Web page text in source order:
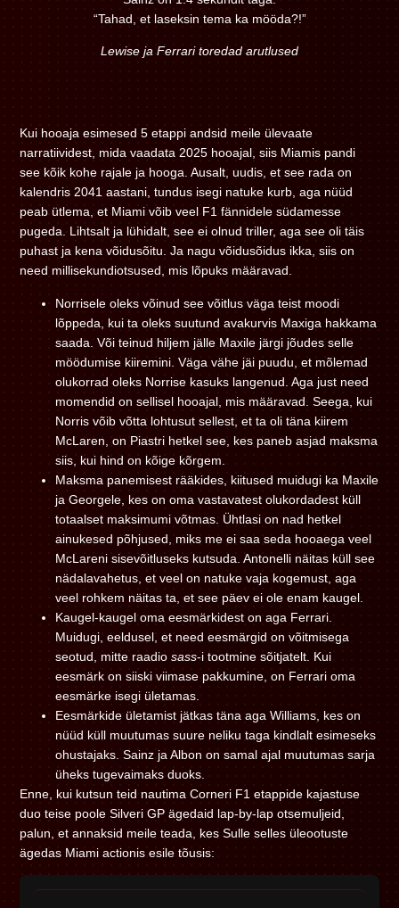
“Tahad, et laseksin tema ka mööda?!”
Lewise ja Ferrari toredad arutlused
Kui hooaja esimesed 5 etappi andsid meile ülevaate
narratiividest, mida vaadata 2025 hooajal, siis Miamis pandi
see kõik kohe rajale ja hooga. Ausalt, uudis, et see rada on
kalendris 2041 aastani, tundus isegi natuke kurb, aga nüüd
peab ütlema, et Miami võib veel F1 fännidele südamesse
pugeda. Lihtsalt ja lühidalt, see ei olnud triller, aga see oli täis
puhast ja kena võidusõitu. Ja nagu võidusõidus ikka, siis on
need millisekundiotsused, mis lõpuks määravad.
Norrisele oleks võinud see võitlus väga teist moodi
lõppeda, kui ta oleks suutund avakurvis Maxiga hakkama
saada. Või teinud hiljem jälle Maxile järgi jõudes selle
möödumise kiiremini. Väga vähe jäi puudu, et mõlemad
olukorrad oleks Norrise kasuks langenud. Aga just need
momendid on sellisel hooajal, mis määravad. Seega, kui
Norris võib võtta lohtusut sellest, et ta oli täna kiirem
McLaren, on Piastri hetkel see, kes paneb asjad maksma
siis, kui hind on kõige kõrgem.
Maksma panemisest rääkides, kiitused muidugi ka Maxile
ja Georgele, kes on oma vastavatest olukordadest küll
totaalset maksimumi võtmas. Ühtlasi on nad hetkel
ainukesed põhjused, miks me ei saa seda hooaega veel
McLareni sisevõitluseks kutsuda. Antonelli näitas küll see
nädalavahetus, et veel on natuke vaja kogemust, aga
veel rohkem näitas ta, et see päev ei ole enam kaugel.
Kaugel-kaugel oma eesmärkidest on aga Ferrari.
Muidugi, eeldusel, et need eesmärgid on võitmisega
seotud, mitte raadiosass-i tootmine sõitjatelt. Kui
eesmärk on siiski viimase pakkumine, on Ferrari oma
eesmärke isegi ületamas.
Eesmärkide ületamist jätkas täna aga Williams, kes on
nüüd küll muutumas suure neliku taga kindlalt esimeseks
ohustajaks. Sainz ja Albon on samal ajal muutumas sarja
üheks tugevaimaks duoks.
Enne, kui kutsun teid nautima Corneri F1 etappide kajastuse
duo teise poole Silveri GP ägedaid lap-by-lap otsemuljeid,
palun, et annaksid meile teada, kes Sulle selles üleootuste
ägedas Miami actionis esile tõusis: